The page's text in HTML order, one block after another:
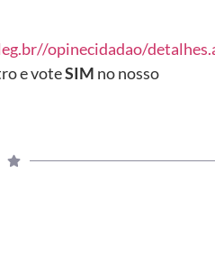
opinecidadao/
e voteSIM no nosso